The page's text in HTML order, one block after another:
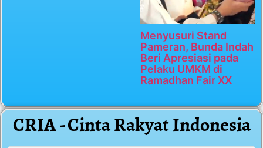
Menyusuri Stand
Pameran, Bunda Indah
Beri Apresiasi pada
Pelaku UMKM di
Ramadhan Fair XX
CRIA - Cinta Rakyat Indonesia